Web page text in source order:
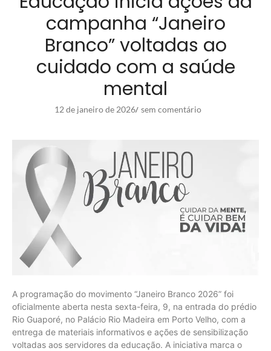
campanha “Janeiro
Branco” voltadas ao
cuidado com a saúde
mental
12 de janeiro de 2026/ sem comentário
A programação do movimento “Janeiro Branco 2026” foi
oficialmente aberta nesta sexta-feira, 9, na entrada do prédio
Rio Guaporé, no Palácio Rio Madeira em Porto Velho, com a
entrega de materiais informativos e ações de sensibilização
voltadas aos servidores da educação. A iniciativa marca o